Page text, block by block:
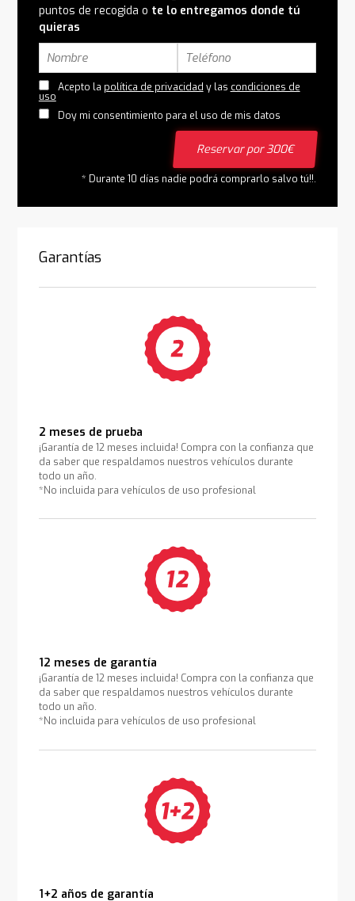
puntos de recogida o te lo entregamos donde tú
quieras
Acepto la política de privacidad y las condiciones de
uso
Doy mi consentimiento para el uso de mis datos
Reservar por 300€
* Durante 10 días nadie podrá comprarlo salvo tú!!.
Garantías
2 meses de prueba
¡Garantía de 12 meses incluida! Compra con la confianza que
da saber que respaldamos nuestros vehículos durante
todo un año.
*No incluida para vehículos de uso profesional
12 meses de garantía
¡Garantía de 12 meses incluida! Compra con la confianza que
da saber que respaldamos nuestros vehículos durante
todo un año.
*No incluida para vehículos de uso profesional
1+2 años de garantía